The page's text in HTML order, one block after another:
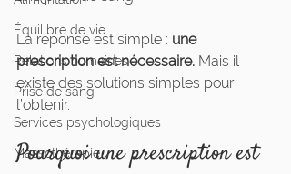
Équilibre de vie
Relations humaines
Prise de sang
Services psychologiques
Massothérapie
La réponse est simple : une
prescription est nécessaire. Mais il
existe des solutions simples pour
l’obtenir.
Pourquoi une prescription est